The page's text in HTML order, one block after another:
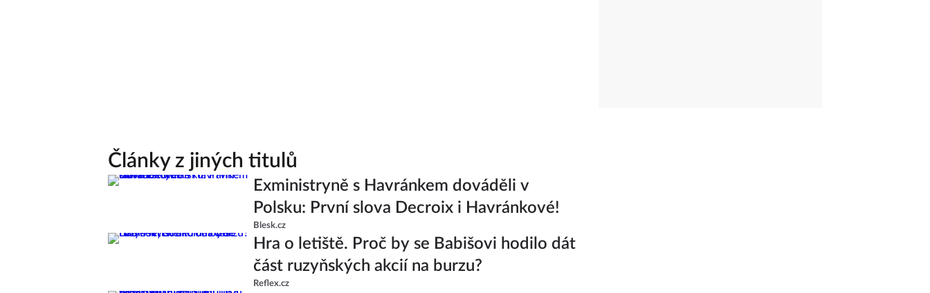
Články z jiných titulů
Exministryně s Havránkem dováděli v
Polsku: První slova Decroix i Havránkové!
Blesk.cz
Hra o letiště. Proč by se Babišovi hodilo dát
část ruzyňských akcií na burzu?
Reflex.cz